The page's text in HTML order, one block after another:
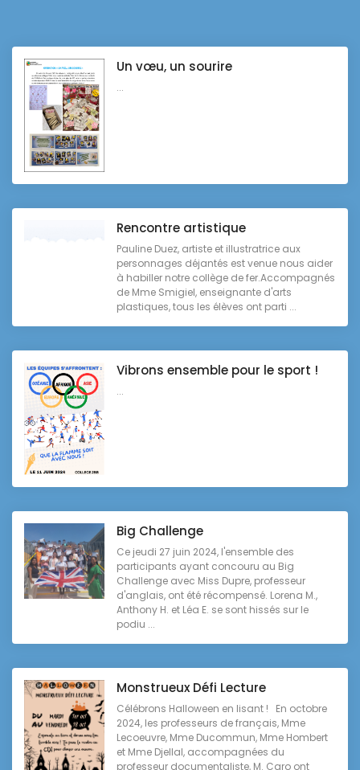
Un vœu, un sourire
...
Rencontre artistique
Pauline Duez, artiste et illustratrice aux
personnages déjantés est venue nous aider
à habiller notre collège de fer.Accompagnés
de Mme Smigiel, enseignante d'arts
plastiques, tous les élèves ont parti ...
Vibrons ensemble pour le sport !
...
Big Challenge
Ce jeudi 27 juin 2024, l'ensemble des
participants ayant concouru au Big
Challenge avec Miss Dupre, professeur
d'anglais, ont été récompensé. Lorena M.,
Anthony H. et Léa E. se sont hissés sur le
podiu ...
Monstrueux Défi Lecture
Célébrons Halloween en lisant ! En octobre
2024, les professeurs de français, Mme
Lecoeuvre, Mme Ducommun, Mme Hombert
et Mme Djellal, accompagnées du
professeur documentaliste, M. Caro ont